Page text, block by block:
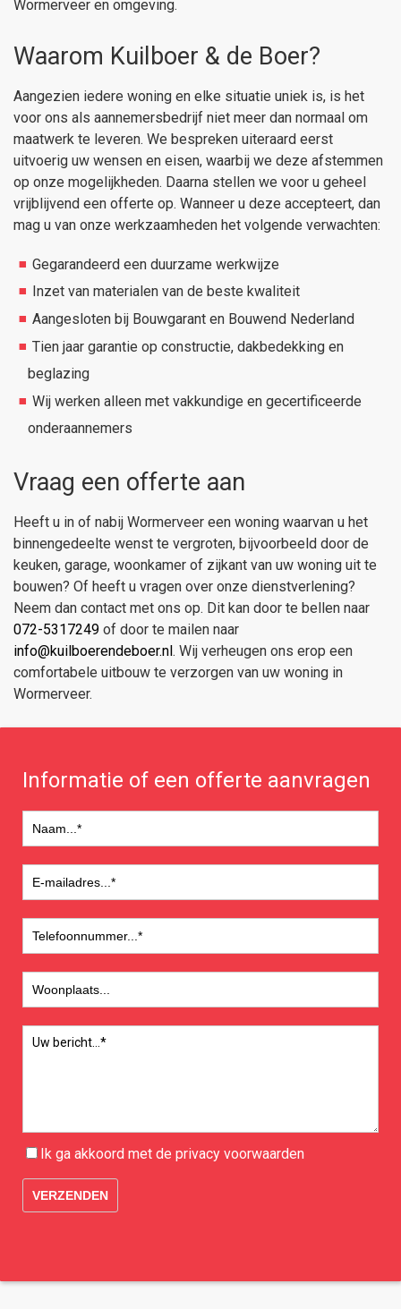
Wormerveer en omgeving.
Waarom Kuilboer & de Boer?
Aangezien iedere woning en elke situatie uniek is, is het
voor ons als aannemersbedrijf niet meer dan normaal om
maatwerk te leveren. We bespreken uiteraard eerst
uitvoerig uw wensen en eisen, waarbij we deze afstemmen
op onze mogelijkheden. Daarna stellen we voor u geheel
vrijblijvend een offerte op. Wanneer u deze accepteert, dan
mag u van onze werkzaamheden het volgende verwachten:
Gegarandeerd een duurzame werkwijze
Inzet van materialen van de beste kwaliteit
Aangesloten bij Bouwgarant en Bouwend Nederland
Tien jaar garantie op constructie, dakbedekking en
beglazing
Wij werken alleen met vakkundige en gecertificeerde
onderaannemers
Vraag een offerte aan
Heeft u in of nabij Wormerveer een woning waarvan u het
binnengedeelte wenst te vergroten, bijvoorbeeld door de
keuken, garage, woonkamer of zijkant van uw woning uit te
bouwen? Of heeft u vragen over onze dienstverlening?
Neem dan contact met ons op. Dit kan door te bellen naar
072-5317249 of door te mailen naar
info@kuilboerendeboer.nl. Wij verheugen ons erop een
comfortabele uitbouw te verzorgen van uw woning in
Wormerveer.
Informatie of een offerte aanvragen
Ik ga akkoord met de privacy voorwaarden